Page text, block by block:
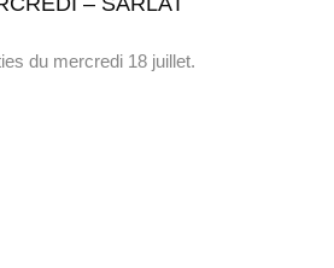
du mercredi 18 juillet.